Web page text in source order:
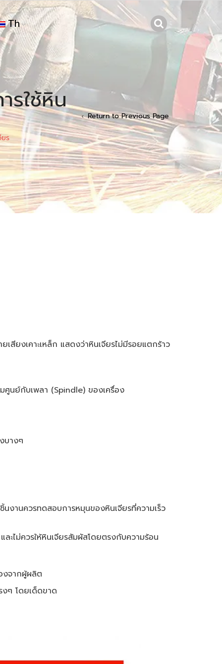
Th
รใช้หิน
ร
Return to Previous Page
ยงเคาะเหล็ก แสดงว่าหินเจียรไม่มีรอยแตกร้าว
นย์กับเพลา (Spindle) ของเครื่อง
บางๆ
งานควรทดสอบการหมุนของหินเจียรที่ความเร็ว
ะไม่ควรให้หินเจียรสัมผัสโดยตรงกับความร้อน
จากผู้ผลิต
ๆ โดยเด็ดขาด